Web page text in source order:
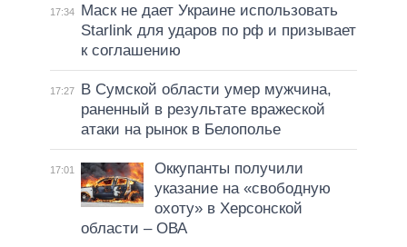
17:34
Маск не дает Украине использовать
Starlink для ударов по рф и призывает
к соглашению
17:27
В Сумской области умер мужчина,
раненный в результате вражеской
атаки на рынок в Белополье
17:01
Оккупанты получили
указание на «свободную
охоту» в Херсонской
области – ОВА